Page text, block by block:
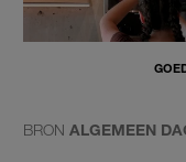
BRON ALGEMEEN